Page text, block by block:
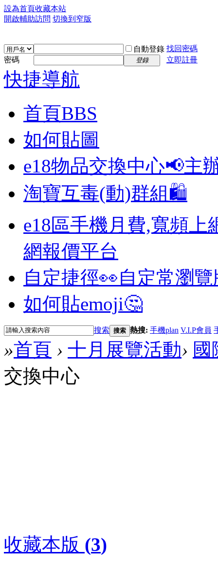
設為首頁收藏本站
開啟輔助訪問 切換到窄版
自動登錄 找回密碼
密碼
登錄 立即註冊
快捷導航
首頁BBS
如何貼圖
e18物品交換中心📢主
淘寶互毒(動)群組🛍️
e18區手機月費,寬頻上
網報價平台
自定捷徑👀自定常瀏
如何貼emoji🤔
搜索 搜索 熱搜: 手機plan V.I.P會員
»首頁 › 十月展覽活動› 國
交換中心
收藏本版 (3)